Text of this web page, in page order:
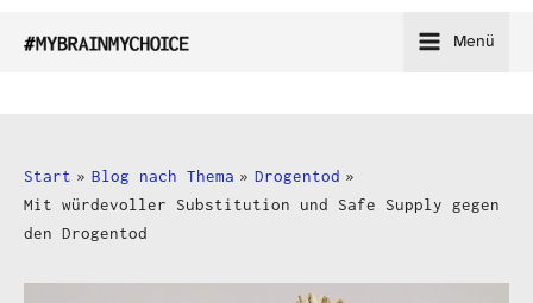
Inhalt
Menü
Start Blog nach Thema
Drogentod
Mit würdevoller Substitution und Safe Supply gegen
den Drogentod